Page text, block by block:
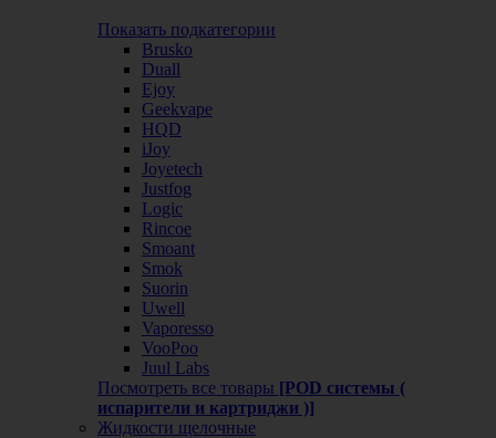
Показать подкатегории
Brusko
Duall
Ejoy
Geekvape
HQD
iJoy
Joyetech
Justfog
Logic
Rincoe
Smoant
Smok
Suorin
Uwell
Vaporesso
VooPoo
Juul Labs
Посмотреть все товары [POD системы (
испарители и картриджи )]
Жидкости щелочные